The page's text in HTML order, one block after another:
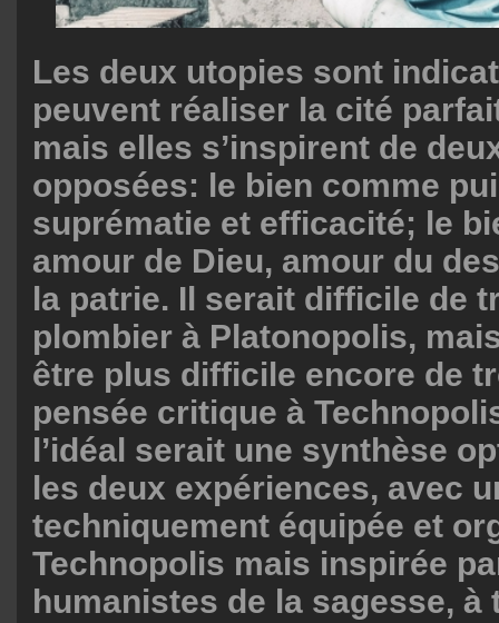
Les deux utopies sont
peuvent réaliser la cité
mais elles s’inspirent de
opposées: le bien comme
suprématie et efficacité; le
amour de Dieu, amour du
la patrie. Il serait difficile de
plombier à Platonopolis,
être plus difficile encore de
pensée critique à
l’idéal serait une synthèse
les deux expériences, avec
techniquement équipée et
Technopolis mais inspirée
humanistes de la sagesse, à